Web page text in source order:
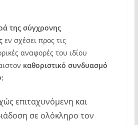
της σύγχρονης
εν σχέσει προς τις
αναφορές του ιδίου
καθοριστικό συνδυασμό
επιταχυνόμενη και
σε ολόκληρο τον